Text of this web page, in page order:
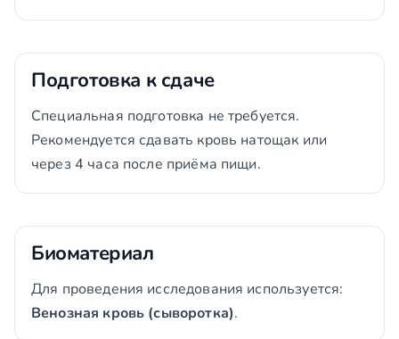
Подготовка к сдаче
Специальная подготовка не требуется.
Рекомендуется сдавать кровь натощак или
через 4 часа после приёма пищи.
Биоматериал
Для проведения исследования используется:
Венозная кровь (сыворотка).